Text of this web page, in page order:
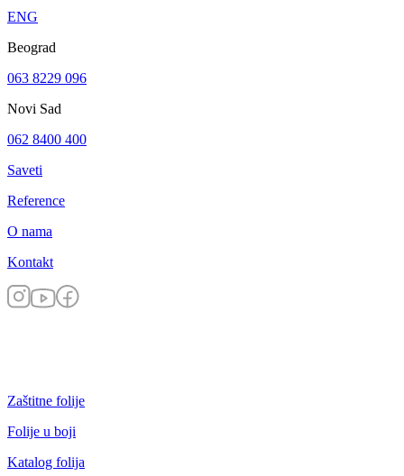
ENG
Beograd
063 8229 096
Novi Sad
062 8400 400
Saveti
Reference
O nama
Kontakt
Zaštitne folije
Folije u boji
Katalog folija